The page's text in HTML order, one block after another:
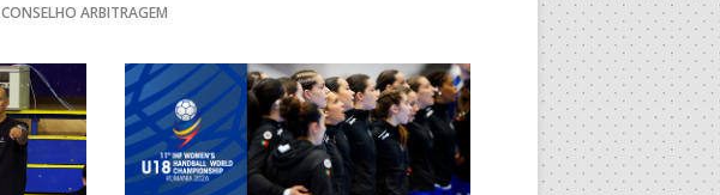
CONSELHO ARBITRAGEM
Seguinte